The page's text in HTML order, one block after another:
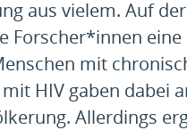
aus vielem. Auf
Forscher*innen
mit
HIV gaben dabei
Allerdings